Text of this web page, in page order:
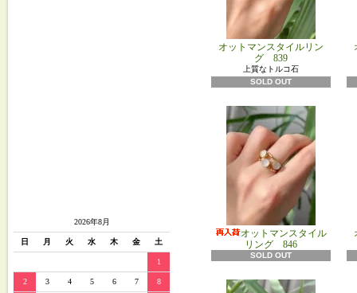
2026年8月
日 月 火 水 木 金 土
1
2 3 4 5 6 7 8
オットマンスタイルリン
グ 839
上質なトルコ石
SOLD OUT
オットマンスタイル
リング 846
SOLD OUT